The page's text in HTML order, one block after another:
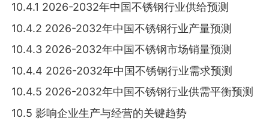
10.4.1 2026-2032年中国不锈钢行业供给预测
10.4.2 2026-2032年中国不锈钢行业产量预测
10.4.3 2026-2032年中国不锈钢市场销量预测
10.4.4 2026-2032年中国不锈钢行业需求预测
10.4.5 2026-2032年中国不锈钢行业供需平衡预测
10.5 影响企业生产与经营的关键趋势